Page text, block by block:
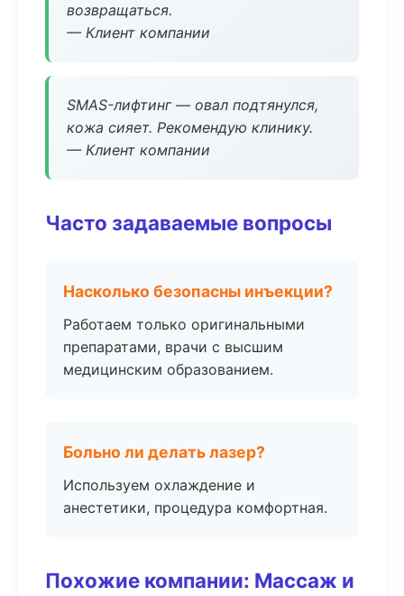
возвращаться.
— Клиент компании
SMAS-лифтинг — овал подтянулся,
кожа сияет. Рекомендую клинику.
— Клиент компании
Часто задаваемые вопросы
Насколько безопасны инъекции?
Работаем только оригинальными
препаратами, врачи с высшим
медицинским образованием.
Больно ли делать лазер?
Используем охлаждение и
анестетики, процедура комфортная.
Похожие компании: Массаж и